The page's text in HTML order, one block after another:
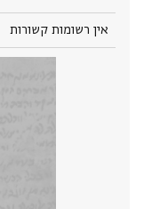
אין רשומות קשורות